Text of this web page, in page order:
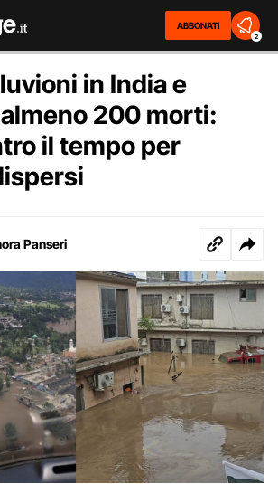
ABBONATI
2
in India e
200 morti:
il tempo per
Panseri